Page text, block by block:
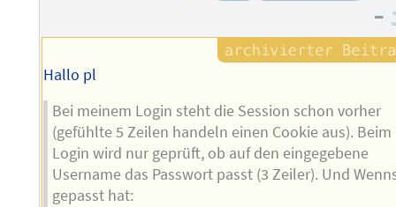
–
Hallo pl
Bei meinem Login steht die Session schon vorher
(gefühlte 5 Zeilen handeln einen Cookie aus). Beim
Login wird nur geprüft, ob auf den eingegebene
Username das Passwort passt (3 Zeiler). Und
gepasst hat: